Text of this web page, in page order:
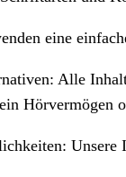
eine
Alle
Hörvermögen
Unsere